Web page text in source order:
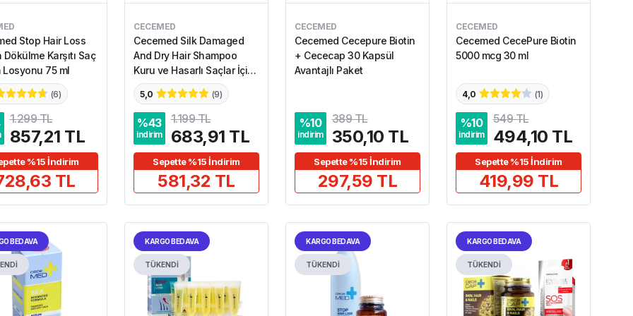
Stop Hair Loss
Karşıtı Saç
Losyonu 75 ml
(6)
1.299 TL
857,21 TL
%15 İndirim
TL
CECEMED
Cecemed Silk Damaged
And Dry Hair Shampoo
Kuru ve Hasarlı Saçlar İçin
Şampuan 300 ml
5,0 (9)
%43
indirim
1.199 TL
683,91 TL
Sepette %15 İndirim
581,32 TL
CECEMED
Cecemed Cecepure Biotin
+ Cececap 30 Kapsül
Avantajlı Paket
%10
indirim
389 TL
350,10 TL
Sepette %15 İndirim
297,59 TL
CECEMED
Cecemed CecePure Biotin
5000 mcg 30 ml
4,0 (1)
%10
indirim
549 TL
494,10 TL
Sepette %15 İndirim
419,99 TL
BEDAVA KARGO BEDAVA
TÜKENDİ
KARGO BEDAVA
TÜKENDİ
KARGO BEDAVA
TÜKENDİ